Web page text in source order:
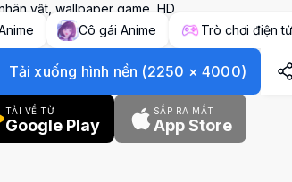
vật, wallpaper game, HD
Cô gái Anime Trò chơi điện tử
Tải xuống hình nền (2250 ×4000)
TẢI VỀ TỪ
Google Play
SẮP RA MẮT
App Store